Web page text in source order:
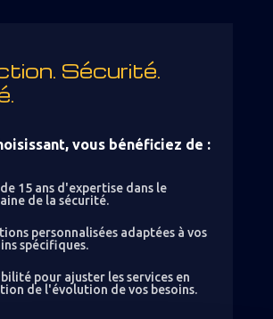
Sécurité.
vous bénéficiez de :
15 ans d'expertise dans le
de la sécurité.
personnalisées adaptées à vos
spécifiques.
pour ajuster les services en
de l'évolution de vos besoins.